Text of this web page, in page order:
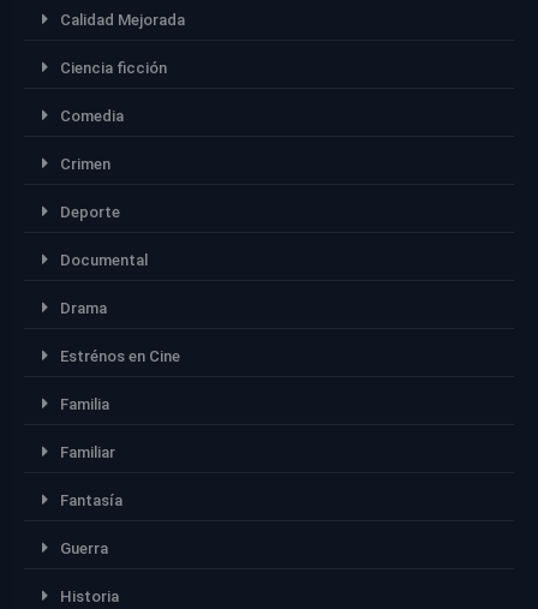
Calidad Mejorada
Ciencia ficción
Comedia
Crimen
Deporte
Documental
Drama
Estrénos en Cine
Familia
Familiar
Fantasía
Guerra
Historia